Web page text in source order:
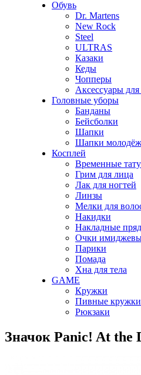
Обувь
Dr. Martens
New Rock
Steel
ULTRAS
Казаки
Кеды
Чопперы
Аксессуары для
Головные уборы
Банданы
Бейсболки
Шапки
Шапки
Косплей
Временные тату
Грим для лица
Лак для ногтей
Линзы
Мелки для
Накидки
Накладные
Очки
Парики
Помада
Хна для тела
GAME
Кружки
Пивные кружки
Рюкзаки
Значок Panic! At the